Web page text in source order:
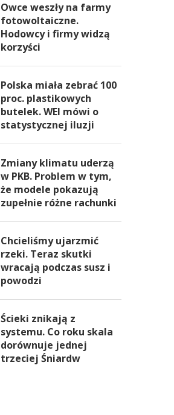
Owce weszły na farmy
fotowoltaiczne.
Hodowcy i firmy widzą
korzyści
Polska miała zebrać 100
proc. plastikowych
butelek. WEI mówi o
statystycznej iluzji
Zmiany klimatu uderzą
w PKB. Problem w tym,
że modele pokazują
zupełnie różne rachunki
Chcieliśmy ujarzmić
rzeki. Teraz skutki
wracają podczas susz i
powodzi
Ścieki znikają z
systemu. Co roku skala
dorównuje jednej
trzeciej Śniardw